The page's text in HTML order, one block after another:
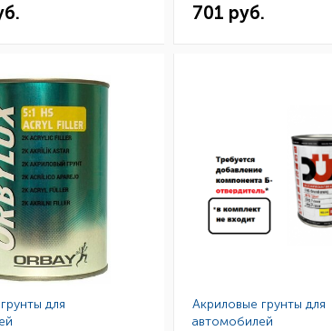
701 руб.
для
Акриловые грунты для
автомобилей